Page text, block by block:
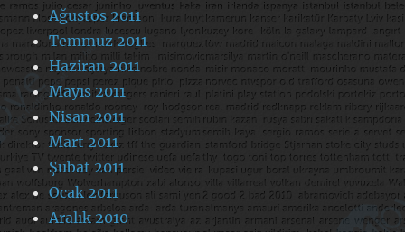
Ağustos 2011
Temmuz 2011
Haziran 2011
Mayıs 2011
Nisan 2011
Mart 2011
Şubat 2011
Ocak 2011
Aralık 2010